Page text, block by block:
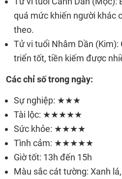
quá mức khiến người khác
theo.
Tử vi tuổi Nhâm Dần (Kim):
triển tốt, tiền kiếm được
Các chỉ số trong ngày:
Sự nghiệp: ★★★
Tài lộc: ★★★★★
Sức khỏe: ★★★★
Tình cảm: ★★★★★
Giờ tốt: 13h đến 15h
Màu sắc cát tường: Xanh